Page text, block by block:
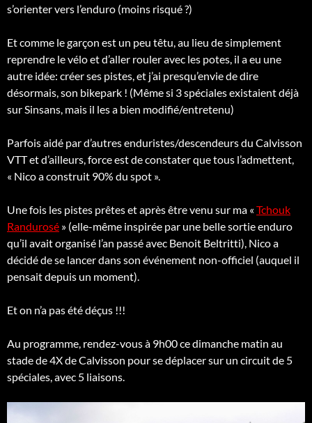
s’orienter vers l’enduro (moins risqué ?)
Et comme le garçon est un peu têtu, au lieu de simplement
reprendre le vélo et d’aller rouler avec les potes, il a eu une
autre idée: créer ses pistes, et j’ai presqu’envie de dire
désormais, son bikepark ! (Même si 3 spéciales existaient déjà
sur Sinsans, mais il les a bien modifié/entretenu)
Parfois aidé par d’autres enduristes/descendeurs du Calvisson
VTT et d’ailleurs, force est de constater que tous l’admettent,
« Nico a construit 90% du spot ».
Une fois les pistes prêtes et après être venu sur ma « Tchouk
Randurosé » (elle-même inspirée par une belle sortie enduro
qu’il avait organisé l’an passé avec Benoit Beltritti), Nico a
décidé de se lancer dans son événement non-officiel (auquel il
pensait depuis un moment).
Et on n’a pas été déçus !!!
Au programme, rendez-vous à 9h00 ce dimanche matin au
stade de 4X de Calvisson pour se déplacer sur un circuit de 5
spéciales, avec 5 liaisons.